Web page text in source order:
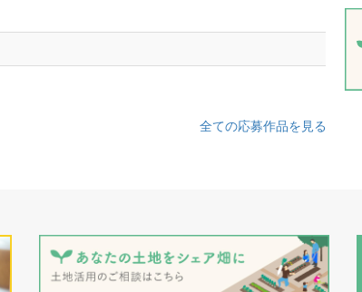
全ての応募作品を見る